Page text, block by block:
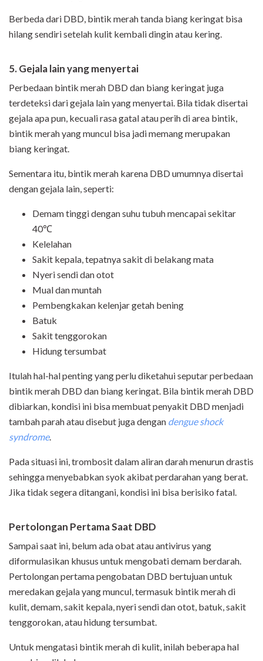
Berbeda dari DBD, bintik merah tanda biang keringat bisa
hilang sendiri setelah kulit kembali dingin atau kering.
5. Gejala lain yang menyertai
Perbedaan bintik merah DBD dan biang keringat juga
terdeteksi dari gejala lain yang menyertai. Bila tidak disertai
gejala apa pun, kecuali rasa gatal atau perih di area bintik,
bintik merah yang muncul bisa jadi memang merupakan
biang keringat.
Sementara itu, bintik merah karena DBD umumnya disertai
dengan gejala lain, seperti:
Demam tinggi dengan suhu tubuh mencapai sekitar
40℃
Kelelahan
Sakit kepala, tepatnya sakit di belakang mata
Nyeri sendi dan otot
Mual dan muntah
Pembengkakan kelenjar getah bening
Batuk
Sakit tenggorokan
Hidung tersumbat
Itulah hal-hal penting yang perlu diketahui seputar perbedaan
bintik merah DBD dan biang keringat. Bila bintik merah DBD
dibiarkan, kondisi ini bisa membuat penyakit DBD menjadi
tambah parah atau disebut juga dengan dengue shock
syndrome.
Pada situasi ini, trombosit dalam aliran darah menurun drastis
sehingga menyebabkan syok akibat perdarahan yang berat.
Jika tidak segera ditangani, kondisi ini bisa berisiko fatal.
Pertolongan Pertama Saat DBD
Sampai saat ini, belum ada obat atau antivirus yang
diformulasikan khusus untuk mengobati demam berdarah.
Pertolongan pertama pengobatan DBD bertujuan untuk
meredakan gejala yang muncul, termasuk bintik merah di
kulit, demam, sakit kepala, nyeri sendi dan otot, batuk, sakit
tenggorokan, atau hidung tersumbat.
Untuk mengatasi bintik merah di kulit, inilah beberapa hal